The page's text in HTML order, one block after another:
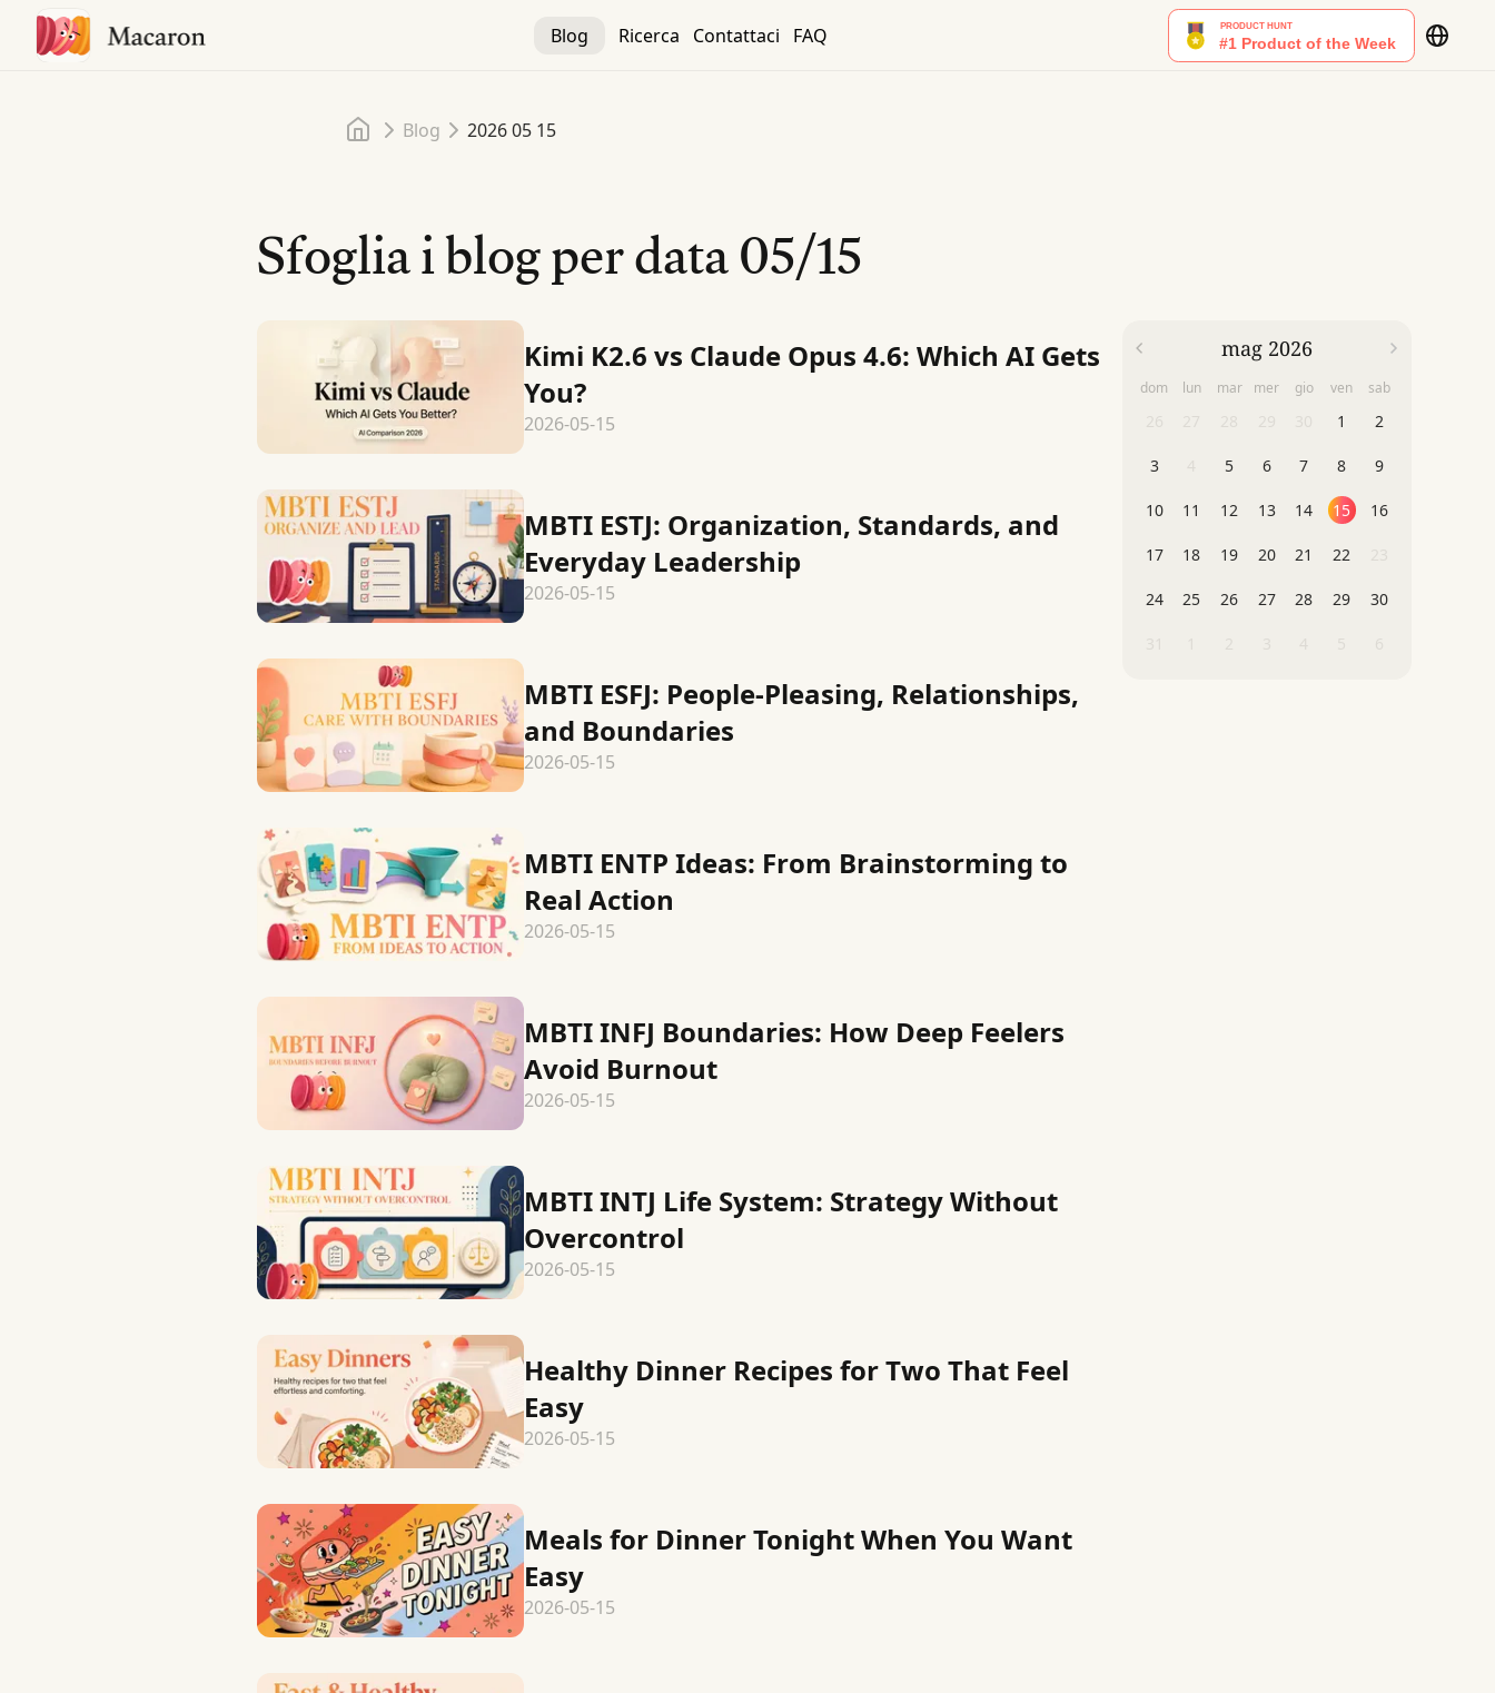
Blog Ricerca Contattaci FAQ
Home
Blog 2026 05 15
Sfoglia i blog per data05/15
Kimi K2.6 vs Claude Opus 4.6: Which AI Gets
You?
2026-05-15
MBTI ESTJ: Organization, Standards, and
Everyday Leadership
2026-05-15
MBTI ESFJ: People-Pleasing, Relationships,
and Boundaries
2026-05-15
MBTI ENTP Ideas: From Brainstorming to
Real Action
2026-05-15
MBTI INFJ Boundaries: How Deep Feelers
Avoid Burnout
2026-05-15
MBTI INTJ Life System: Strategy Without
Overcontrol
2026-05-15
Healthy Dinner Recipes for Two That Feel
Easy
2026-05-15
Meals for Dinner Tonight When You Want
Easy
2026-05-15
mag 2026
dom lun mar mer gio ven sab
1 2
3 5 6 7 8 9
10 11 12 13 14 15 16
17 18 19 20 21 22
24 25 26 27 28 29 30